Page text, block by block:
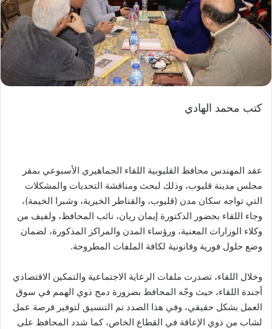
كتب محمد الهادي
عقد المهندس محافظ القليوبية اللقاء الجماهيري الأسبوعي بمقر
مجلس مدينة قليوب، وذلك لبحث ومناقشة التحديات والمشكلات
التي تواجه سكان مدن (قليوب، والقناطر الخيرية، وشبرا الخيمة)،
وجاء اللقاء بحضور الدكتورة إيمان ريان، نائب المحافظ، ولفيف من
وكلاء الوزارات المعنية، ورؤساء المدن والمراكز المذكورة، لضمان
وضع حلول فورية وقانونية لكافة الملفات المطروحة.
وخلال اللقاء، تصدرت ملفات الرعاية الاجتماعية والتمكين الاقتصادي
أجندة اللقاء، حيث وجّه المحافظ بضرورة دمج ذوي الهمم في سوق
العمل بشكل حقيقي، وفي هذا الصدد تم التنسيق لتوفير فرصة عمل
لشاب من ذوي الإعاقة في القطاع الخاص، كما شدد المحافظ على